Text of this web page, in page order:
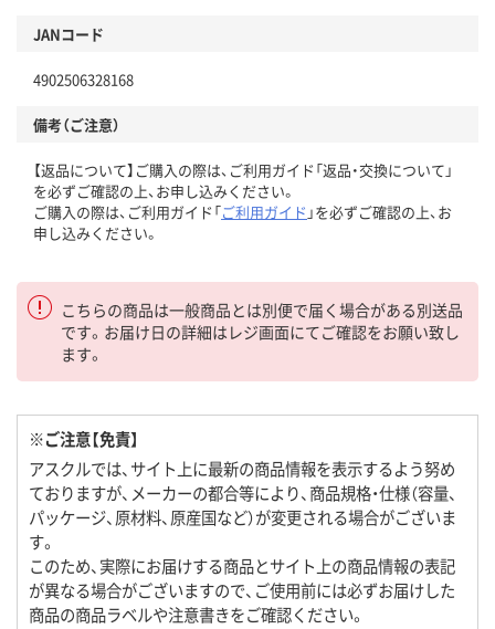
JANコード
4902506328168
備考（ご注意）
【返品について】ご購入の際は、ご利用ガイド「返品・交換について」
を必ずご確認の上、お申し込みください。
ご購入の際は、ご利用ガイド「ご利用ガイド 」を必ずご確認の上、お
申し込みください。
こちらの商品は一般商品とは別便で届く場合がある別送品
です。お届け日の詳細はレジ画面にてご確認をお願い致し
ます。
※ご注意【免責】
アスクルでは、サイト上に最新の商品情報を表示するよう努め
ておりますが、メーカーの都合等により、商品規格・仕様（容量、
パッケージ、原材料、原産国など）が変更される場合がございま
す。
このため、実際にお届けする商品とサイト上の商品情報の表記
が異なる場合がございますので、ご使用前には必ずお届けした
商品の商品ラベルや注意書きをご確認ください。